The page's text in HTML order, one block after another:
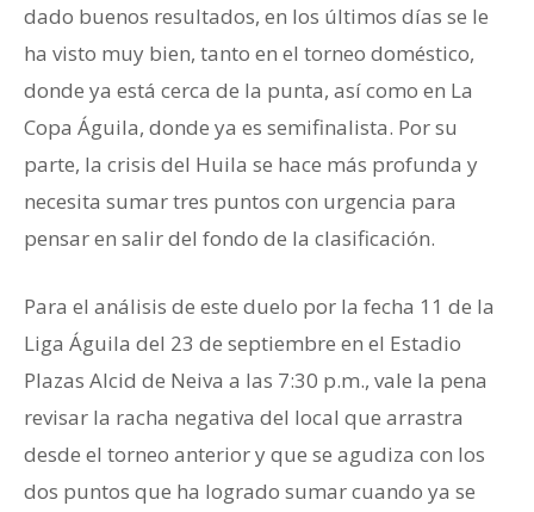
dado buenos resultados, en los últimos días se le
ha visto muy bien, tanto en el torneo doméstico,
donde ya está cerca de la punta, así como en La
Copa Águila, donde ya es semifinalista. Por su
parte, la crisis del Huila se hace más profunda y
necesita sumar tres puntos con urgencia para
pensar en salir del fondo de la clasificación.
Para el análisis de este duelo por la fecha 11 de la
Liga Águila del 23 de septiembre en el Estadio
Plazas Alcid de Neiva a las 7:30 p.m., vale la pena
revisar la racha negativa del local que arrastra
desde el torneo anterior y que se agudiza con los
dos puntos que ha logrado sumar cuando ya se